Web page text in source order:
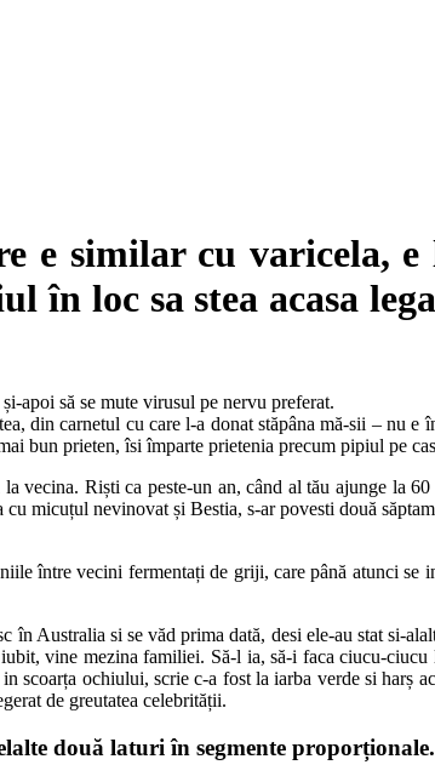
e similar cu varicela, e
în loc sa stea acasa
apoi să se mute virusul pe nervu preferat.
din carnetul cu care l-a donat stăpâna mă-sii – nu e
bun prieten, îsi împarte prietenia precum pipiul pe
Riști ca peste-un an, când al tău ajunge la
micuțul nevinovat și Bestia, s-ar povesti două
între vecini fermentați de griji, care până atunci se
Australia si se văd prima dată, desi ele-au stat si-
vine mezina familiei. Să-l ia, să-i faca ciucu-
ochiului, scrie c-a fost la iarba verde si harș
de greutatea celebrității.
două laturi în segmente proporționale.